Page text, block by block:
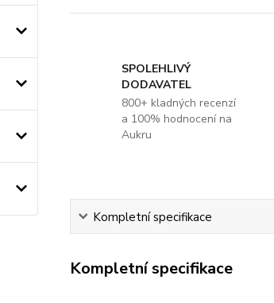
SPOLEHLIVÝ
DODAVATEL
800+ kladných recenzí
a 100% hodnocení na
Aukru
Kompletní specifikace
Kompletní specifikace